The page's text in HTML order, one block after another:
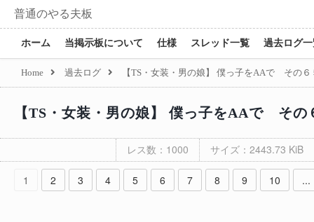
普通のやる夫板
ホーム 当掲示板について 仕様 スレッド一覧 過去ログ
Home 過去ログ 【TS・女装・男の娘】 僕っ子をAAで その６
【TS・女装・男の娘】 僕っ子をAAで その
レス数：1000 サイズ：2443.73 KiB
1 2 3 4 5 6 7 8 9 10 ...